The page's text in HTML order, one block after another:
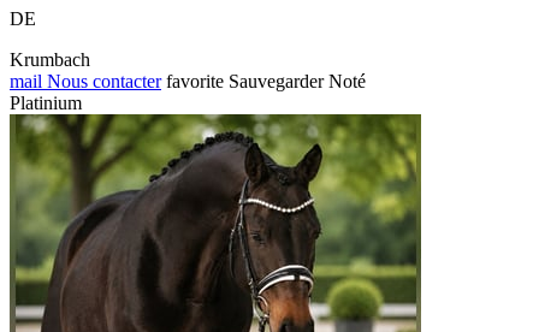
DE
Krumbach
mail Nous contacter favorite Sauvegarder Noté
Platinium